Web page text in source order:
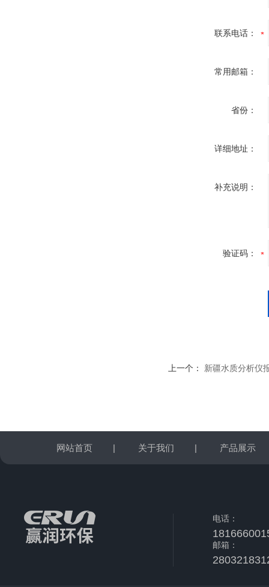
联系电话：
常用邮箱：
省份：
详细地址：
补充说明：
验证码：
上一个： 新疆水质分析仪
网站首页 | 关于我们 | 产品展示
电话：
邮箱：